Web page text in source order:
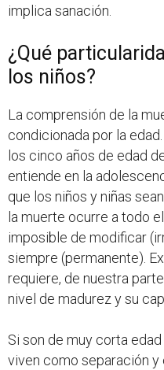
implica sanación.
¿Qué
los niños?
La comprensión de la
condicionada por la
los cinco años de edad
entiende en la
que los niños y niñas
la muerte ocurre a todo
imposible de modificar
siempre (permanente).
requiere, de nuestra
nivel de madurez y su
Si son de muy corta
viven como separación